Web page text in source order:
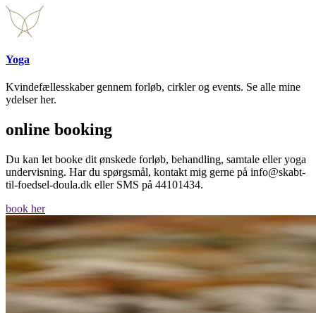
Yoga
Kvindefællesskaber gennem forløb, cirkler og events. Se alle mine
ydelser her.
online booking
Du kan let booke dit ønskede forløb, behandling, samtale eller yoga
undervisning. Har du spørgsmål, kontakt mig gerne på info@skabt-
til-foedsel-doula.dk eller SMS på 44101434.
book her